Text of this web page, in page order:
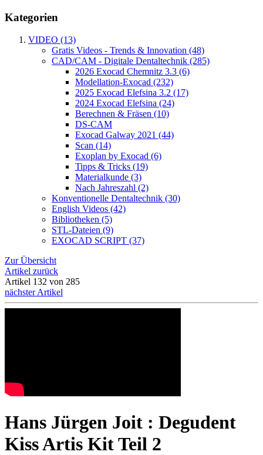
Kategorien
VIDEO (13)
Gratis Videos - Trends & Innovation (48)
CAD/CAM - Digitale Dentaltechnik (285)
2026 Exocad Chemnitz 3.3 (6)
Modellation-Exocad (232)
2025 Exocad Elefsina 3.2 (17)
2024 Exocad Elefsina (24)
Berechnen & Fräsen (10)
DS-CAM
Exocad Galway 2021 (44)
Scan (14)
Exoplan by Exocad (6)
Tipps & Tricks (19)
Materialkunde (3)
Nach Jahreszahl (2)
Konventionelle Dentaltechnik (30)
English Videos (42)
Bibliotheken (5)
STL-Dateien (9)
EXOCAD SCRIPT (37)
Zur Übersicht
Artikel zurück
Artikel 132 von 285
nächster Artikel
Hans Jürgen Joit : Degudent
Kiss Artis Kit Teil 2